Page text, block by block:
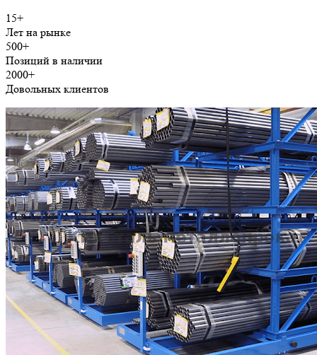
15+
Лет на рынке
500+
Позиций в наличии
2000+
Довольных клиентов